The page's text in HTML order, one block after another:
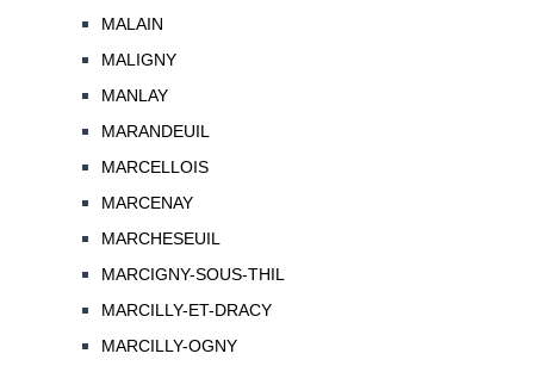
MALAIN
MALIGNY
MANLAY
MARANDEUIL
MARCELLOIS
MARCENAY
MARCHESEUIL
MARCIGNY-SOUS-THIL
MARCILLY-ET-DRACY
MARCILLY-OGNY